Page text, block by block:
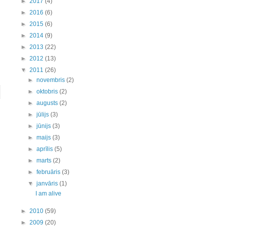
► 2016 (6)
► 2015 (6)
► 2014 (9)
► 2013 (22)
► 2012 (13)
▼ 2011 (26)
►novembris(2)
►oktobris(2)
►augusts(2)
►jūlijs(3)
►jūnijs(3)
►maijs(3)
►aprīlis(5)
►marts(2)
►februāris(3)
▼janvāris(1)
I am alive
► 2010 (59)
► 2009 (20)